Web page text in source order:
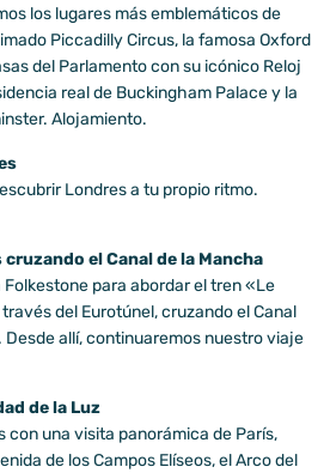
los lugares más emblemáticos de
Piccadilly Circus, la famosa Oxford
del Parlamento con su icónico Reloj
real de Buckingham Palace y la
Alojamiento.
Londres a tu propio ritmo.
cruzando el Canal de la Mancha
para abordar el tren «Le
del Eurotúnel, cruzando el Canal
Desde allí, continuaremos nuestro viaje
de la Luz
con una visita panorámica de París,
de los Campos Elíseos, el Arco del